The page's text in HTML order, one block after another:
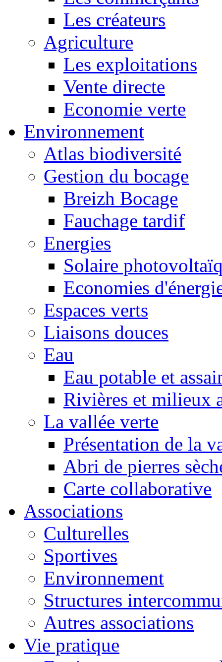
Les créateurs
Agriculture
Les exploitations
Vente directe
Economie verte
Environnement
Atlas biodiversité
Gestion du bocage
Breizh Bocage
Fauchage tardif
Energies
Solaire
Economies
Espaces verts
Liaisons douces
Eau
Eau potable et
Rivières et milieux
La vallée verte
Présentation de la
Abri de pierres
Carte collaborative
Associations
Culturelles
Sportives
Environnement
Structures
Autres associations
Vie pratique